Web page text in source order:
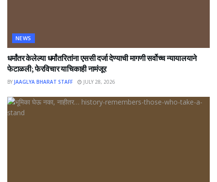
NEWS
धर्मांतर केलेल्या धर्मांतरितांना एससी दर्जा देण्याची मागणी सर्वोच्च न्यायालयाने
फेटाळली; फेरविचार याचिकाही नामंजूर
BY JAAGLYA BHARAT STAFF JULY 28, 2026